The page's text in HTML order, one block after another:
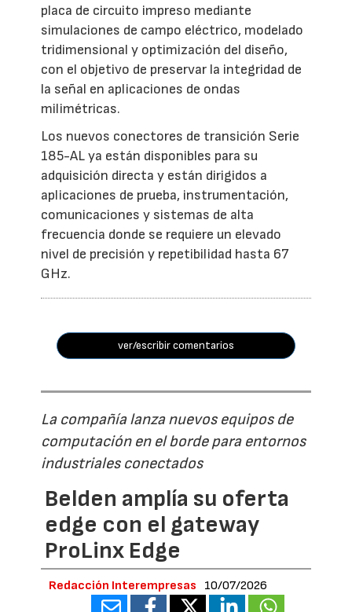
placa de circuito impreso mediante
simulaciones de campo eléctrico, modelado
tridimensional y optimización del diseño,
con el objetivo de preservar la integridad de
la señal en aplicaciones de ondas
milimétricas.
Los nuevos conectores de transición Serie
185-AL ya están disponibles para su
adquisición directa y están dirigidos a
aplicaciones de prueba, instrumentación,
comunicaciones y sistemas de alta
frecuencia donde se requiere un elevado
nivel de precisión y repetibilidad hasta 67
GHz.
ver/escribir comentarios
La compañía lanza nuevos equipos de
computación en el borde para entornos
industriales conectados
Belden amplía su oferta
edge con el gateway
ProLinx Edge
Redacción Interempresas 10/07/2026